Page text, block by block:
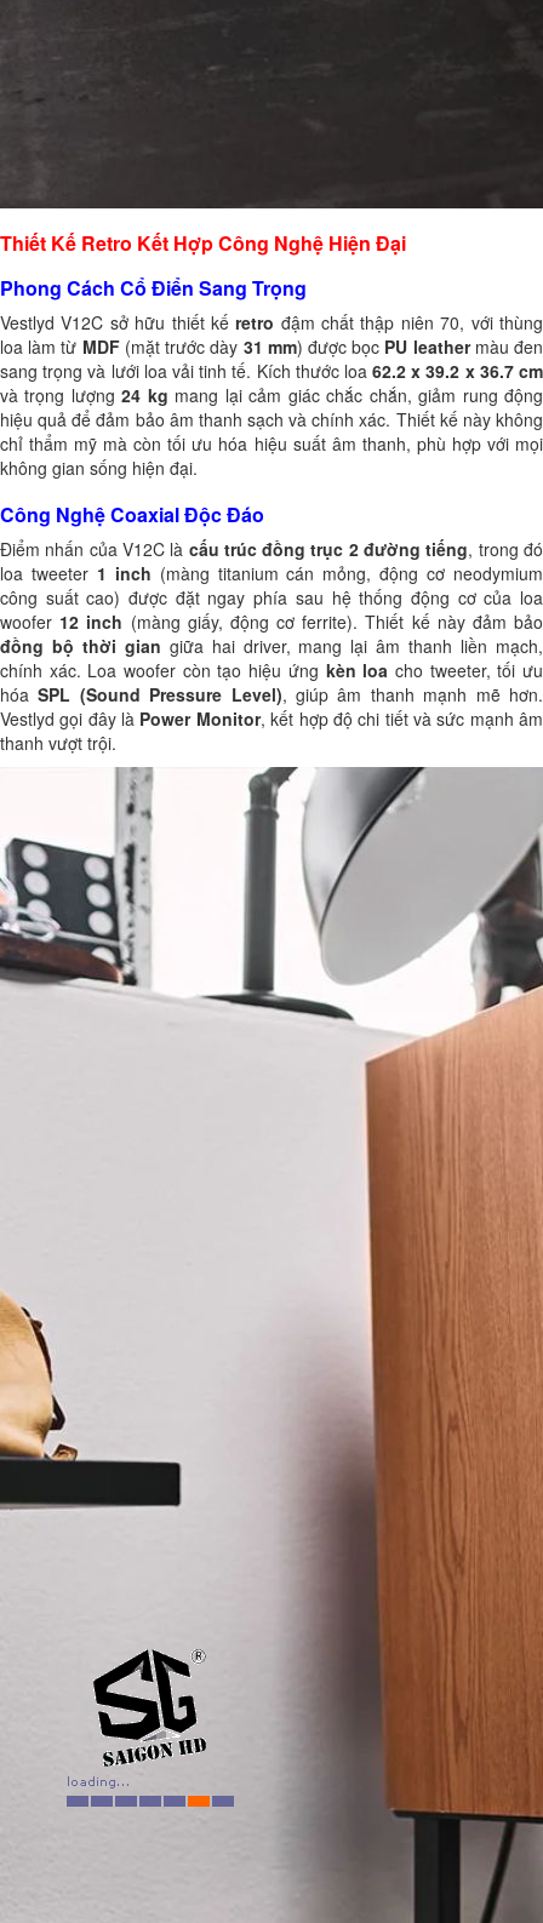
Thiết Kế Retro Kết Hợp Công Nghệ Hiện Đại
Phong Cách Cổ Điển Sang Trọng
Vestlyd V12C sở hữu thiết kếretro đậm chất thập niên 70, với thùng
loa làm từ MDF(mặt trước dày 31 mm) được bọc PU leathermàu đen
sang trọng và lưới loa vải tinh tế. Kích thước loa62.2 x 39.2 x 36.7 cm
và trọng lượng24 kg mang lại cảm giác chắc chắn, giảm rung động
hiệu quả để đảm bảo âm thanh sạch và chính xác. Thiết kế này không
chỉ thẩm mỹ mà còn tối ưu hóa hiệu suất âm thanh, phù hợp với mọi
không gian sống hiện đại.
Công Nghệ Coaxial Độc Đáo
Điểm nhấn của V12C là cấu trúc đồng trục 2 đường tiếng, trong đó
loa tweeter 1 inch (màng titanium cán mỏng, động cơ neodymium
công suất cao) được đặt ngay phía sau hệ thống động cơ của loa
woofer 12 inch (màng giấy, động cơ ferrite). Thiết kế này đảm bảo
đồng bộ thời gian giữa hai driver, mang lại âm thanh liền mạch,
chính xác. Loa woofer còn tạo hiệu ứng kèn loa cho tweeter, tối ưu
hóaSPL (Sound Pressure Level), giúp âm thanh mạnh mẽ hơn.
Vestlyd gọi đây là Power Monitor, kết hợp độ chi tiết và sức mạnh âm
thanh vượt trội.